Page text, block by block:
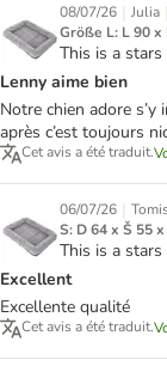
08/07/26 | Julia |
Größe L: L 90 x
This is a
Lenny aime bien
Notre chien adore
après c’est toujours
Cet avis a été traduit.
06/07/26 |
S: D 64 x Š 55
This is a
Excellent
Excellente qualité
Cet avis a été traduit.